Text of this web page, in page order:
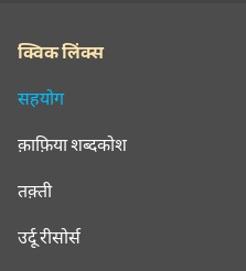
क्विक लिंक्स
सहयोग
क़ाफ़िया शब्दकोश
तक़्ती
उर्दू रीसोर्स